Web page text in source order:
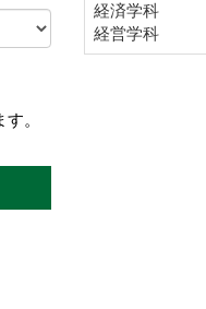
。
経済学科
経営学科